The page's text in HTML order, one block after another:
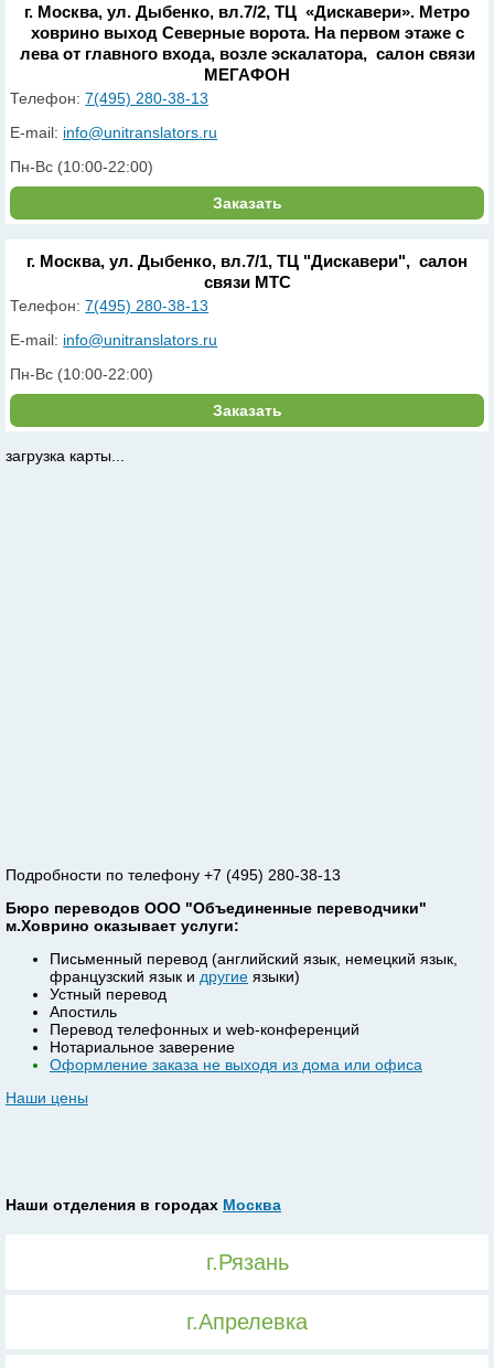
г. Москва, ул. Дыбенко, вл.7/2, ТЦ «Дискавери». Метро
ховрино выход Северные ворота. На первом этаже с
лева от главного входа, возле эскалатора, салон связи
МЕГАФОН
Телефон:7(495) 280-38-13
E-mail: info@unitranslators.ru
Пн-Вс (10:00-22:00)
Заказать
г. Москва, ул. Дыбенко, вл.7/1, ТЦ "Дискавери", салон
связи МТС
Телефон:7(495) 280-38-13
E-mail: info@unitranslators.ru
Пн-Вс (10:00-22:00)
Заказать
загрузка карты...
Подробности по телефону +7 (495) 280-38-13
Бюро переводов ООО "Объединенные переводчики"
м.Ховрино оказывает услуги:
Письменный перевод (английский язык, немецкий язык,
французский язык и другие языки)
Устный перевод
Апостиль
Перевод телефонных и web-конференций
Нотариальное заверение
Оформление заказа не выходя из дома или офиса
Наши цены
Наши отделения в городах Москва
г.Рязань
г.Апрелевка